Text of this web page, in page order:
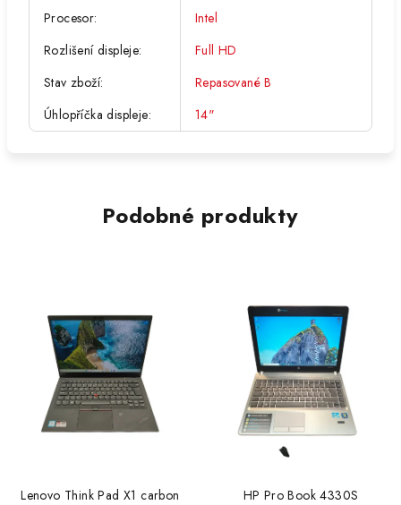
Procesor:
Intel
Rozlišení displeje:
Full HD
Stav zboží:
Repasované B
Úhlopříčka displeje: 14"
Podobné produkty
Lenovo Think Pad X1 carbon HP Pro Book 4330S